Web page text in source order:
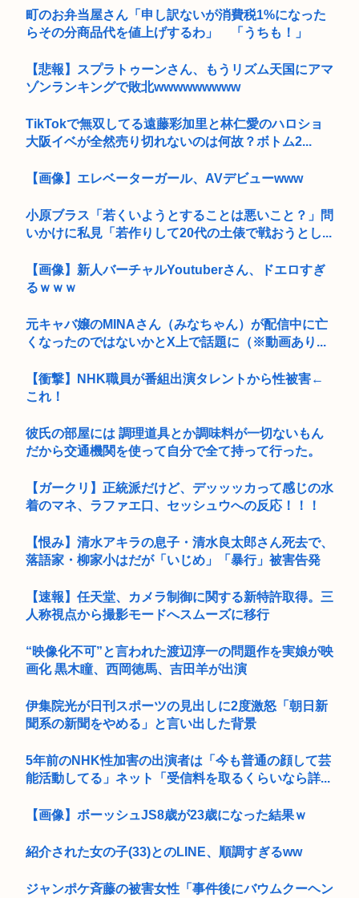
町のお弁当屋さん「申し訳ないが消費税1%になった
らその分商品代を値上げするわ」 「うちも！」
【悲報】スプラトゥーンさん、もうリズム天国にアマ
ゾンランキングで敗北wwwwwwwww
TikTokで無双してる遠藤彩加里と林仁愛のハロショ
大阪イベが全然売り切れないのは何故？ボトム2...
【画像】エレベーターガール、AVデビューwww
小原ブラス「若くいようとすることは悪いこと？」問
いかけに私見「若作りして20代の土俵で戦おうとし...
【画像】新人バーチャルYoutuberさん、ドエロすぎ
るｗｗｗ
元キャバ嬢のMINAさん（みなちゃん）が配信中に亡
くなったのではないかとX上で話題に（※動画あり...
【衝撃】NHK職員が番組出演タレントから性被害←
これ！
彼氏の部屋には 調理道具とか調味料が一切ないもん
だから交通機関を使って自分で全て持って行った。
【ガークリ】正統派だけど、デッッッカって感じの水
着のマネ、ラファエ口、セッシュウへの反応！！！
【恨み】清水アキラの息子・清水良太郎さん死去で、
落語家・柳家小はだが「いじめ」「暴行」被害告発
【速報】任天堂、カメラ制御に関する新特許取得。三
人称視点から撮影モードへスムーズに移行
“映像化不可”と言われた渡辺淳一の問題作を実娘が映
画化 黒木瞳、西岡徳馬、吉田羊が出演
伊集院光が日刊スポーツの見出しに2度激怒「朝日新
聞系の新聞をやめる」と言い出した背景
5年前のNHK性加害の出演者は「今も普通の顔して芸
能活動してる」ネット「受信料を取るくらいなら詳...
【画像】ボーッシュJS8歳が23歳になった結果ｗ
紹介された女の子(33)とのLINE、順調すぎるww
ジャンポケ斉藤の被害女性「事件後にバウムクーヘン